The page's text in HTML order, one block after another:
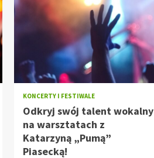
KONCERTY I FESTIWALE
Odkryj swój talent wokalny
na warsztatach z
Katarzyną „Pumą”
Piasecką!